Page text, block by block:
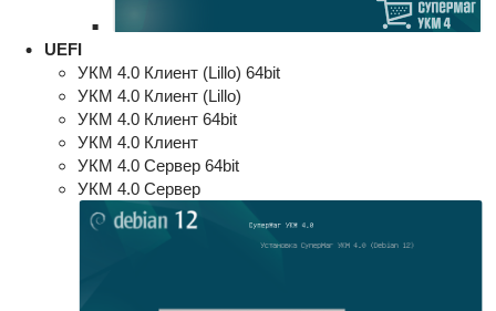
UEFI
УКМ 4.0 Клиент (Lillo) 64bit
УКМ 4.0 Клиент (Lillo)
УКМ 4.0 Клиент 64bit
УКМ 4.0 Клиент
УКМ 4.0 Сервер 64bit
УКМ 4.0 Сервер